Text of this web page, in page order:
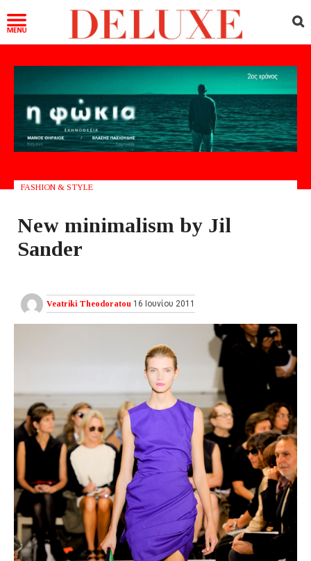
FASHION & STYLE
New minimalism by Jil
Sander
Veatriki Theodoratou 16 Ιουνίου 2011